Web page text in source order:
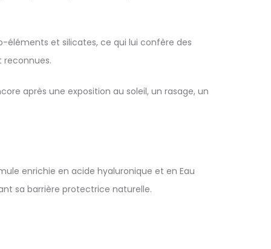
et silicates, ce qui lui confère des
après une exposition au soleil, un rasage, un
enrichie en acide hyaluronique et en Eau
sa barrière protectrice naturelle.